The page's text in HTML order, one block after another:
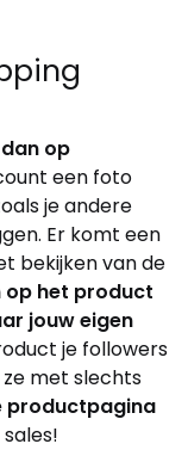
op
een foto
je andere
Er komt een
bekijken van de
op het product
jouw eigen
je followers
met slechts
productpagina